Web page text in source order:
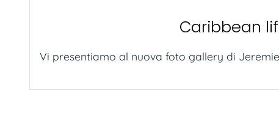
Caribbean
Vi presentiamo al nuova foto gallery di